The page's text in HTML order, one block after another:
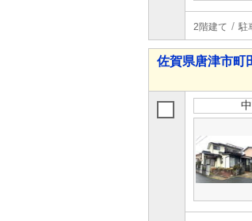
2階建て 駐
佐賀県唐津市町